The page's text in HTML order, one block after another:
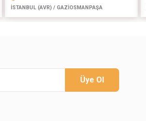
İSTANBUL (AVR) / GAZİOSMANPAŞA
Üye Ol